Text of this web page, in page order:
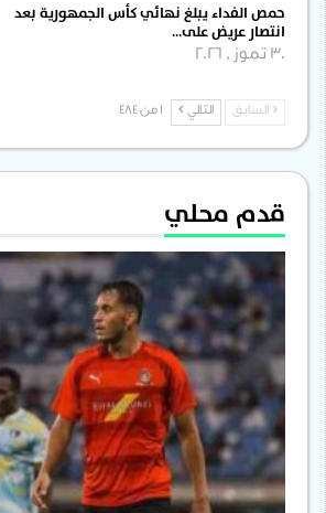
حمص الفداء يبلغ نهائي كأس الجمهورية بعد
انتصار عريض على…
30 تموز , 2026
السابق التالي
قدم محلي